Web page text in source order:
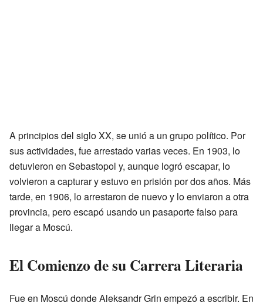
A principios del siglo XX, se unió a un grupo político. Por
sus actividades, fue arrestado varias veces. En 1903, lo
detuvieron en Sebastopol y, aunque logró escapar, lo
volvieron a capturar y estuvo en prisión por dos años. Más
tarde, en 1906, lo arrestaron de nuevo y lo enviaron a otra
provincia, pero escapó usando un pasaporte falso para
llegar a Moscú.
El Comienzo de su Carrera Literaria
Fue en Moscú donde Aleksandr Grin empezó a escribir. En